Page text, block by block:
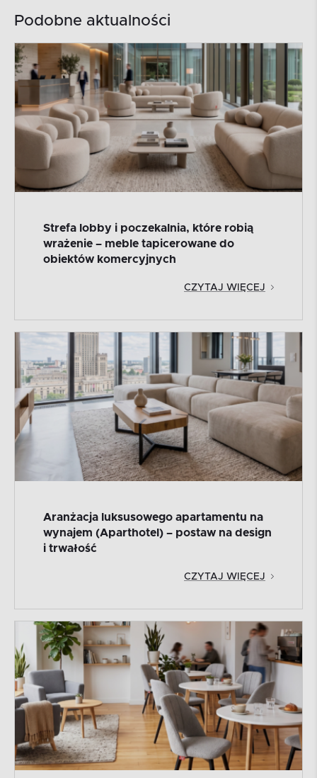
Podobne aktualności
Strefa lobby i poczekalnia, które robią
wrażenie – meble tapicerowane do
obiektów komercyjnych
CZYTAJ WIĘCEJ
Aranżacja luksusowego apartamentu na
wynajem (Aparthotel) – postaw na design
i trwałość
CZYTAJ WIĘCEJ